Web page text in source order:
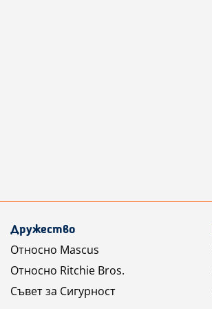
Дружество
Относно Mascus
Относно Ritchie Bros.
Съвет за Сигурност